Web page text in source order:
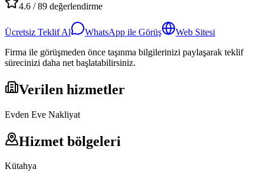
4.6 /89 değerlendirme
Ücretsiz Teklif Al WhatsApp ile Görüş
Web Sitesi
Firma ile görüşmeden önce taşınma bilgilerinizi paylaşarak teklif
sürecinizi daha net başlatabilirsiniz.
Verilen hizmetler
Evden Eve Nakliyat
Hizmet bölgeleri
Kütahya